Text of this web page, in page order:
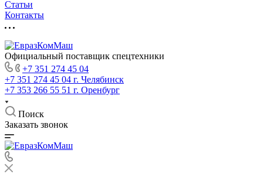
Статьи
Контакты
Официальный поставщик спецтехники
+7 351 274 45 04
+7 351 274 45 04 г. Челябинск
+7 353 266 55 51 г. Оренбург
Поиск
Заказать звонок